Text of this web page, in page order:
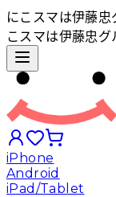
にこスマは伊藤
こスマは伊藤忠
iPhone
Android
iPad/Tablet